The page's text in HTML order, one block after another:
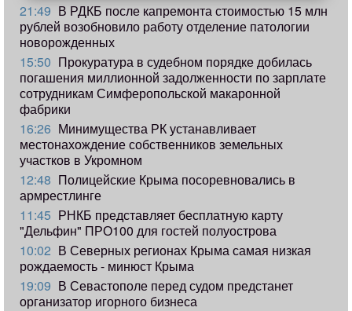
21:49 В РДКБ после капремонта стоимостью 15 млн
рублей возобновило работу отделение патологии
новорожденных
15:50 Прокуратура в судебном порядке добилась
погашения миллионной задолженности по зарплате
сотрудникам Симферопольской макаронной
фабрики
16:26 Минимущества РК устанавливает
местонахождение собственников земельных
участков в Укромном
12:48 Полицейские Крыма посоревновались в
армрестлинге
11:45 РНКБ представляет бесплатную карту
"Дельфин" ПРО100 для гостей полуострова
10:02 В Северных регионах Крыма самая низкая
рождаемость - минюст Крыма
19:09 В Севастополе перед судом предстанет
организатор игорного бизнеса